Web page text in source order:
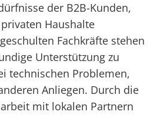
der B2B-Kunden,
Haushalte
Fachkräfte stehen
Unterstützung zu
technischen Problemen,
Anliegen. Durch die
mit lokalen Partnern